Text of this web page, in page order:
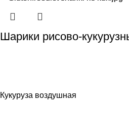
Шарики рисово-
Кукуруза воздушная